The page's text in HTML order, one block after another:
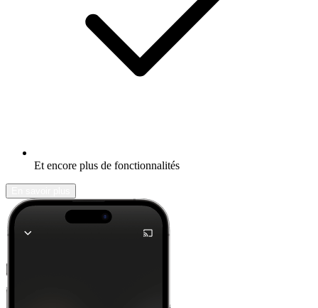
Et encore plus de fonctionnalités